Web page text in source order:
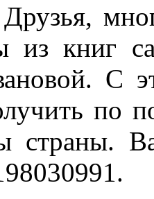
из книг
С
по
страны.